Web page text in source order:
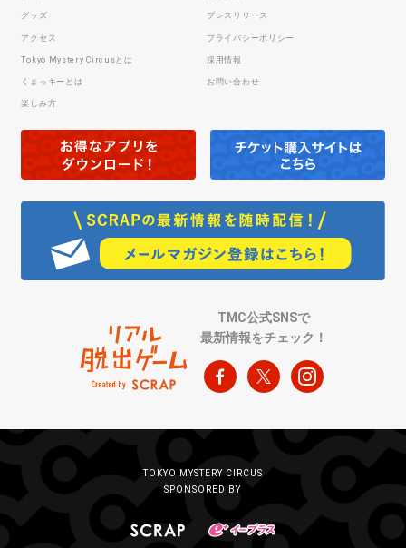
グッズ
アクセス
Tokyo Mystery Circusとは
くまっキーとは
楽しみ方
プレスリリース
プライバシーポリシー
採用情報
お問い合わせ
TMC公式SNSで
最新情報をチェック！
TOKYO MYSTERY CIRCUS
SPONSORED BY